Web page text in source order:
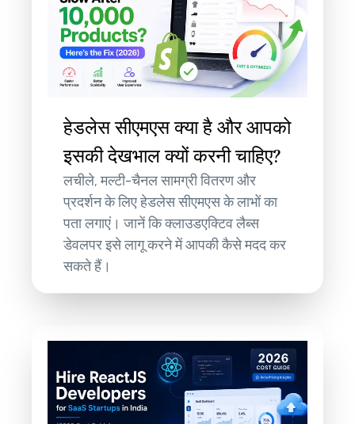
हेडलेस सीएमएस क्या है और आपको
इसकी देखभाल क्यों करनी चाहिए?
लचीले, मल्टी-चैनल सामग्री वितरण और
प्रदर्शन के लिए हेडलेस सीएमएस के लाभों का
पता लगाएं। जानें कि क्लाउडएक्टिव लैब्स
डेवलपर इसे लागू करने में आपकी कैसे मदद कर
सकते हैं।